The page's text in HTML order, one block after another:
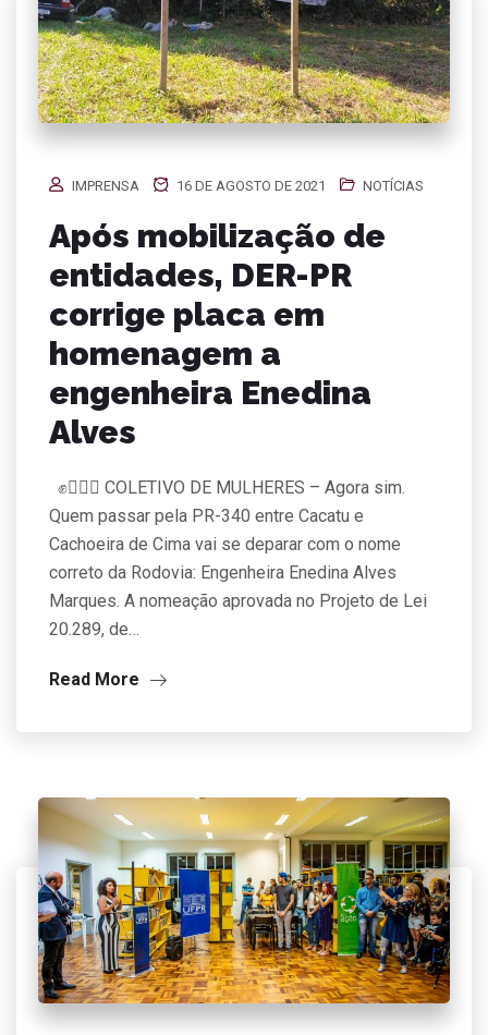
IMPRENSA 16 DE AGOSTO DE 2021 NOTÍCIAS
Após mobilização de
entidades, DER-PR
corrige placa em
homenagem a
engenheira Enedina
Alves
✊👷🏿‍♀️ COLETIVO DE MULHERES – Agora sim.
Quem passar pela PR-340 entre Cacatu e
Cachoeira de Cima vai se deparar com o nome
correto da Rodovia: Engenheira Enedina Alves
Marques. A nomeação aprovada no Projeto de Lei
20.289, de…
Read More